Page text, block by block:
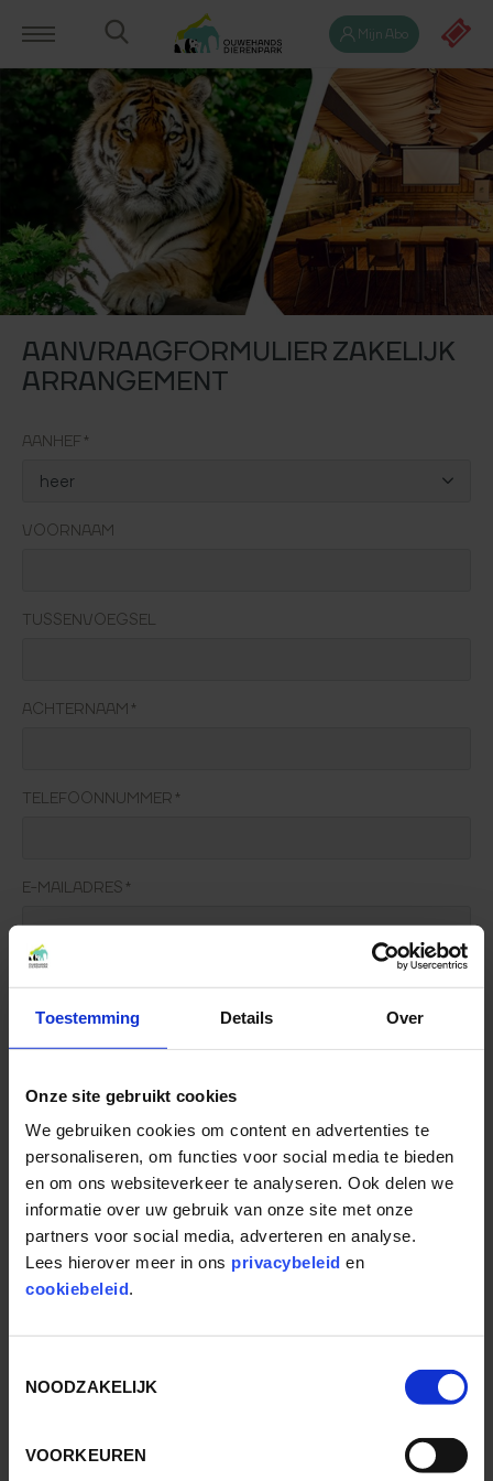
Toestemming Details Over
Onze site gebruikt cookies
We gebruiken cookies om content en advertenties te
personaliseren, om functies voor social media te bieden
en om ons websiteverkeer te analyseren. Ook delen we
informatie over uw gebruik van onze site met onze
partners voor social media, adverteren en analyse.
Lees hierover meer in ons privacybeleid en
cookiebeleid.
NOODZAKELIJK
VOORKEUREN
Mijn Abo
AANVRAAGFORMULIER ZAKELIJK
ARRANGEMENT
AANHEF *
VOORNAAM
TUSSENVOEGSEL
ACHTERNAAM *
TELEFOONNUMMER *
E-MAILADRES *
Jungle Restaurant
Kalahari
Het Groene Theater
AANTAL UUR ARRANGEMENT
EXTRA BORRELUURTJE?